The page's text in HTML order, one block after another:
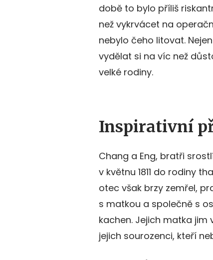
době to bylo příliš
než vykrvácet na
nebylo čeho litovat.
vydělat si na víc než
velké rodiny.
Inspirativní
Chang a Eng, bratři
v květnu 1811 do rodiny
otec však brzy zemřel,
s matkou a společně s
kachen. Jejich matka
jejich sourozenci, kteří